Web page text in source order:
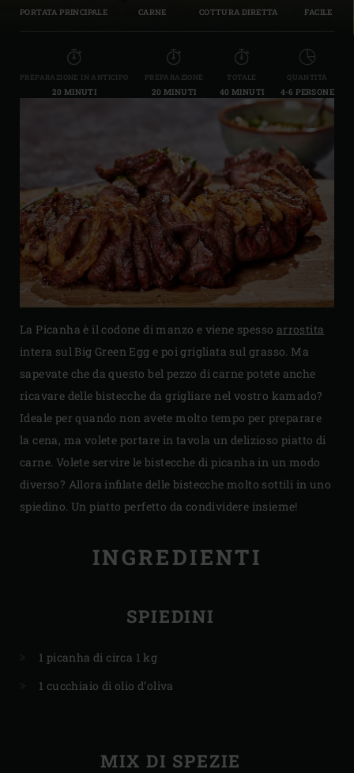
PORTATA PRINCIPALE CARNE COTTURA DIRETTA FACILE
PREPARAZIONE IN ANTICIPO
20 MINUTI
PREPARAZIONE
20 MINUTI
TOTALE
40 MINUTI
QUANTITÀ
4-6 PERSONE
La Picanha è il codone di manzo e viene spesso arrostita
intera sul Big Green Egg e poi grigliata sul grasso. Ma
sapevate che da questo bel pezzo di carne potete anche
ricavare delle bistecche da grigliare nel vostro kamado?
Ideale per quando non avete molto tempo per preparare
la cena, ma volete portare in tavola un delizioso piatto di
carne. Volete servire le bistecche di picanha in un modo
diverso? Allora infilate delle bistecche molto sottili in uno
spiedino. Un piatto perfetto da condividere insieme!
INGREDIENTI
SPIEDINI
1 picanha di circa 1 kg
1 cucchiaio di olio d’oliva
MIX DI SPEZIE